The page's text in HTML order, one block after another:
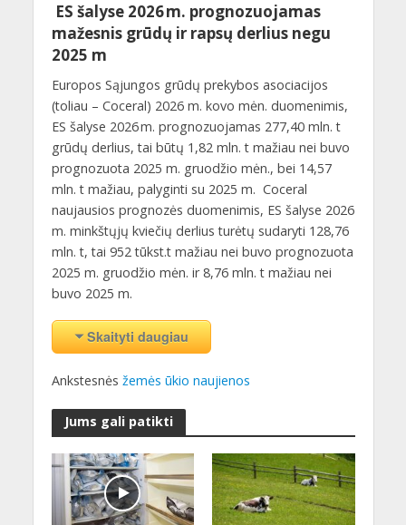
ES šalyse 2026 m. prognozuojamas
mažesnis grūdų ir rapsų derlius negu
2025 m
Europos Sąjungos grūdų prekybos asociacijos
(toliau – Coceral) 2026 m. kovo mėn. duomenimis,
ES šalyse 2026 m. prognozuojamas 277,40 mln. t
grūdų derlius, tai būtų 1,82 mln. t mažiau nei buvo
prognozuota 2025 m. gruodžio mėn., bei 14,57
mln. t mažiau, palyginti su 2025 m. Coceral
naujausios prognozės duomenimis, ES šalyse 2026
m. minkštųjų kviečių derlius turėtų sudaryti 128,76
mln. t, tai 952 tūkst.t mažiau nei buvo prognozuota
2025 m. gruodžio mėn. ir 8,76 mln. t mažiau nei
buvo 2025 m.
Skaityti daugiau
Ankstesnės žemės ūkio naujienos
Jums gali patikti